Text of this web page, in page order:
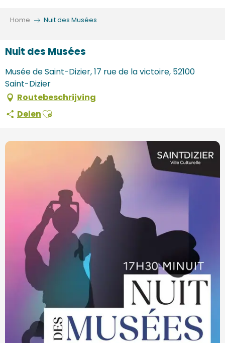
Home Nuit des Musées
Nuit des Musées
Musée de Saint-Dizier, 17 rue de la victoire, 52100
Saint-Dizier
Routebeschrijving
DelenAjouter aux favoris